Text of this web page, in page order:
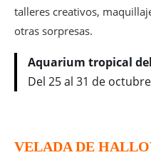
talleres creativos,
otras sorpresas.
Aquarium tropical
Del 25 al 31 de
VELADA DE